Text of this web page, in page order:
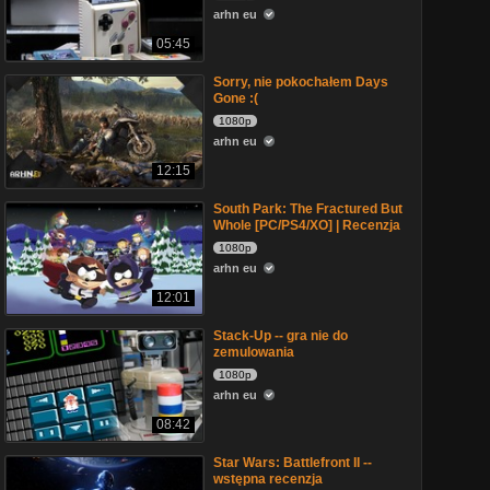
05:45
arhn eu
12:15
Sorry, nie pokochałem Days
Gone :(
1080p
arhn eu
12:01
South Park: The Fractured But
Whole [PC/PS4/XO] | Recenzja
1080p
arhn eu
08:42
Stack-Up -- gra nie do
zemulowania
1080p
arhn eu
Star Wars: Battlefront II --
wstępna recenzja